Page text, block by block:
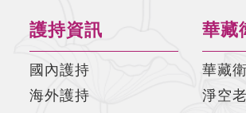
護持資訊
國內護持
海外護持
華藏
華藏
淨空